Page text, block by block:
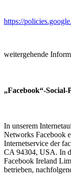
https://
weitergehende
„Facebook“-Social-
In unserem
Networks Facebook
Internetservice der
CA 94304, USA. In
Facebook Ireland
betrieben,